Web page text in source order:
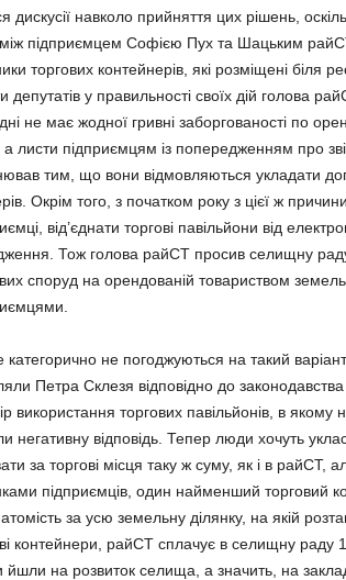
дискусії навколо прий­няття цих рішень,
підприємцем Со­фією Пух та Шацьким
торгових контейне­рів, які розміщені біля
депутатів у правиль­ності своїх дій голова
не має жодної гривні за­боргованості по
листи підприємцям із по­пе­редженням про
тим, що вони від­мов­ляються укладати
Окрім того, з початком року з цієї ж
від’єднати торгові павільйони від
Тож голова райСТ просив селищну
споруд на орендо­ва­ній товариством
категорично не по­год­жую­ться на такий
Петра Склезя від­повідно до
вико­рис­­тання тор­гових павіль­йонів, в
не­га­тивну від­повідь. Тепер люди хочуть
за торгові місця таку ж суму, як і в
під­при­ємців, один наймен­ший торго­вий
за усю земельну ді­лянку, на якій
контейнери, райСТ спла­чує в селищну ра­ду
йшли на розвиток се­ли­ща, а значить, на